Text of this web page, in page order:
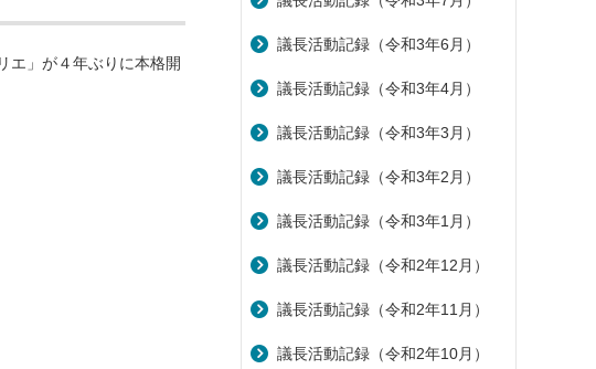
エ」が４年ぶりに本格開
議長活動記録（令和3年6月）
議長活動記録（令和3年4月）
議長活動記録（令和3年3月）
議長活動記録（令和3年2月）
議長活動記録（令和3年1月）
議長活動記録（令和2年12月）
議長活動記録（令和2年11月）
議長活動記録（令和2年10月）